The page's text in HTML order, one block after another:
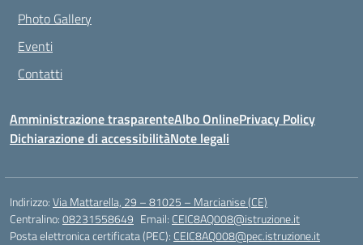
Photo Gallery
Eventi
Contatti
Amministrazione trasparenteAlbo OnlinePrivacy Policy
Dichiarazione di accessibilitàNote legali
Indirizzo:Via Mattarella, 29 – 81025 – Marcianise (CE)
Centralino:08231558649 Email: CEIC8AQ008@istruzione.it
Posta elettronica certificata (PEC): CEIC8AQ008@pec.istruzione.it